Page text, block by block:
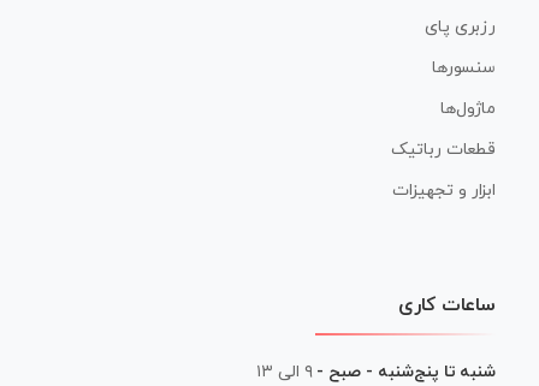
رزبری پای
سنسورها
ماژول‌ها
قطعات رباتیک
ابزار و تجهیزات
ساعات کاری
شنبه تا پنج‌شنبه - صبح - ۹ الی ۱۳